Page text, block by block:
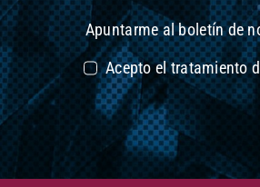
Apuntarme al boletín de
Acepto el tratamiento